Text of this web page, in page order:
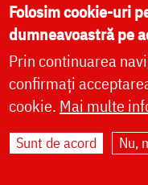
şi de hotărârea
SEDELNA Sfintei
Născătoare de
Folosim cookie-uri
dumneavoastră pe
Prin continuarea
confirmați
cookie. Mai multe
Sunt de acord Nu,